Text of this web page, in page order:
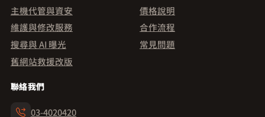
主機代管與資安
維護與修改服務
搜尋與 AI 曝光
舊網站救援改版
價格說明
合作流程
常見問題
聯絡我們
03-4020420